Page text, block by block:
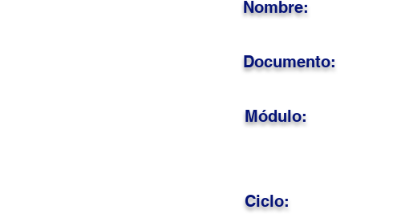
Nombre:
Documento:
Módulo:
Ciclo: